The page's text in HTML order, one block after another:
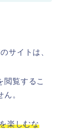
サイトは、
閲覧するこ
。
楽しむな